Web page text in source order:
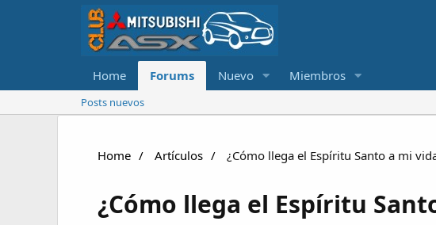
Home Forums Nuevo Miembros
Posts nuevos
Home Artículos ¿Cómo llega el Espíritu Santo a mi
¿Cómo llega el Espíritu